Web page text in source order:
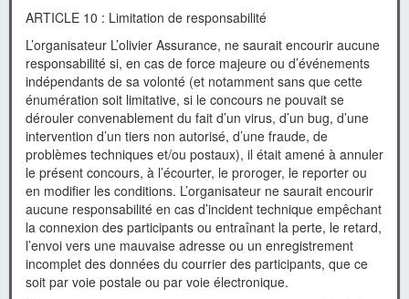
ARTICLE 10 : Limitation de responsabilité
L’organisateur L’olivier Assurance, ne saurait encourir aucune
responsabilité si, en cas de force majeure ou d’événements
indépendants de sa volonté (et notamment sans que cette
énumération soit limitative, si le concours ne pouvait se
dérouler convenablement du fait d’un virus, d’un bug, d’une
intervention d’un tiers non autorisé, d’une fraude, de
problèmes techniques et/ou postaux), il était amené à annuler
le présent concours, à l’écourter, le proroger, le reporter ou
en modifier les conditions. L’organisateur ne saurait encourir
aucune responsabilité en cas d’incident technique empêchant
la connexion des participants ou entraînant la perte, le retard,
l’envoi vers une mauvaise adresse ou un enregistrement
incomplet des données du courrier des participants, que ce
soit par voie postale ou par voie électronique.